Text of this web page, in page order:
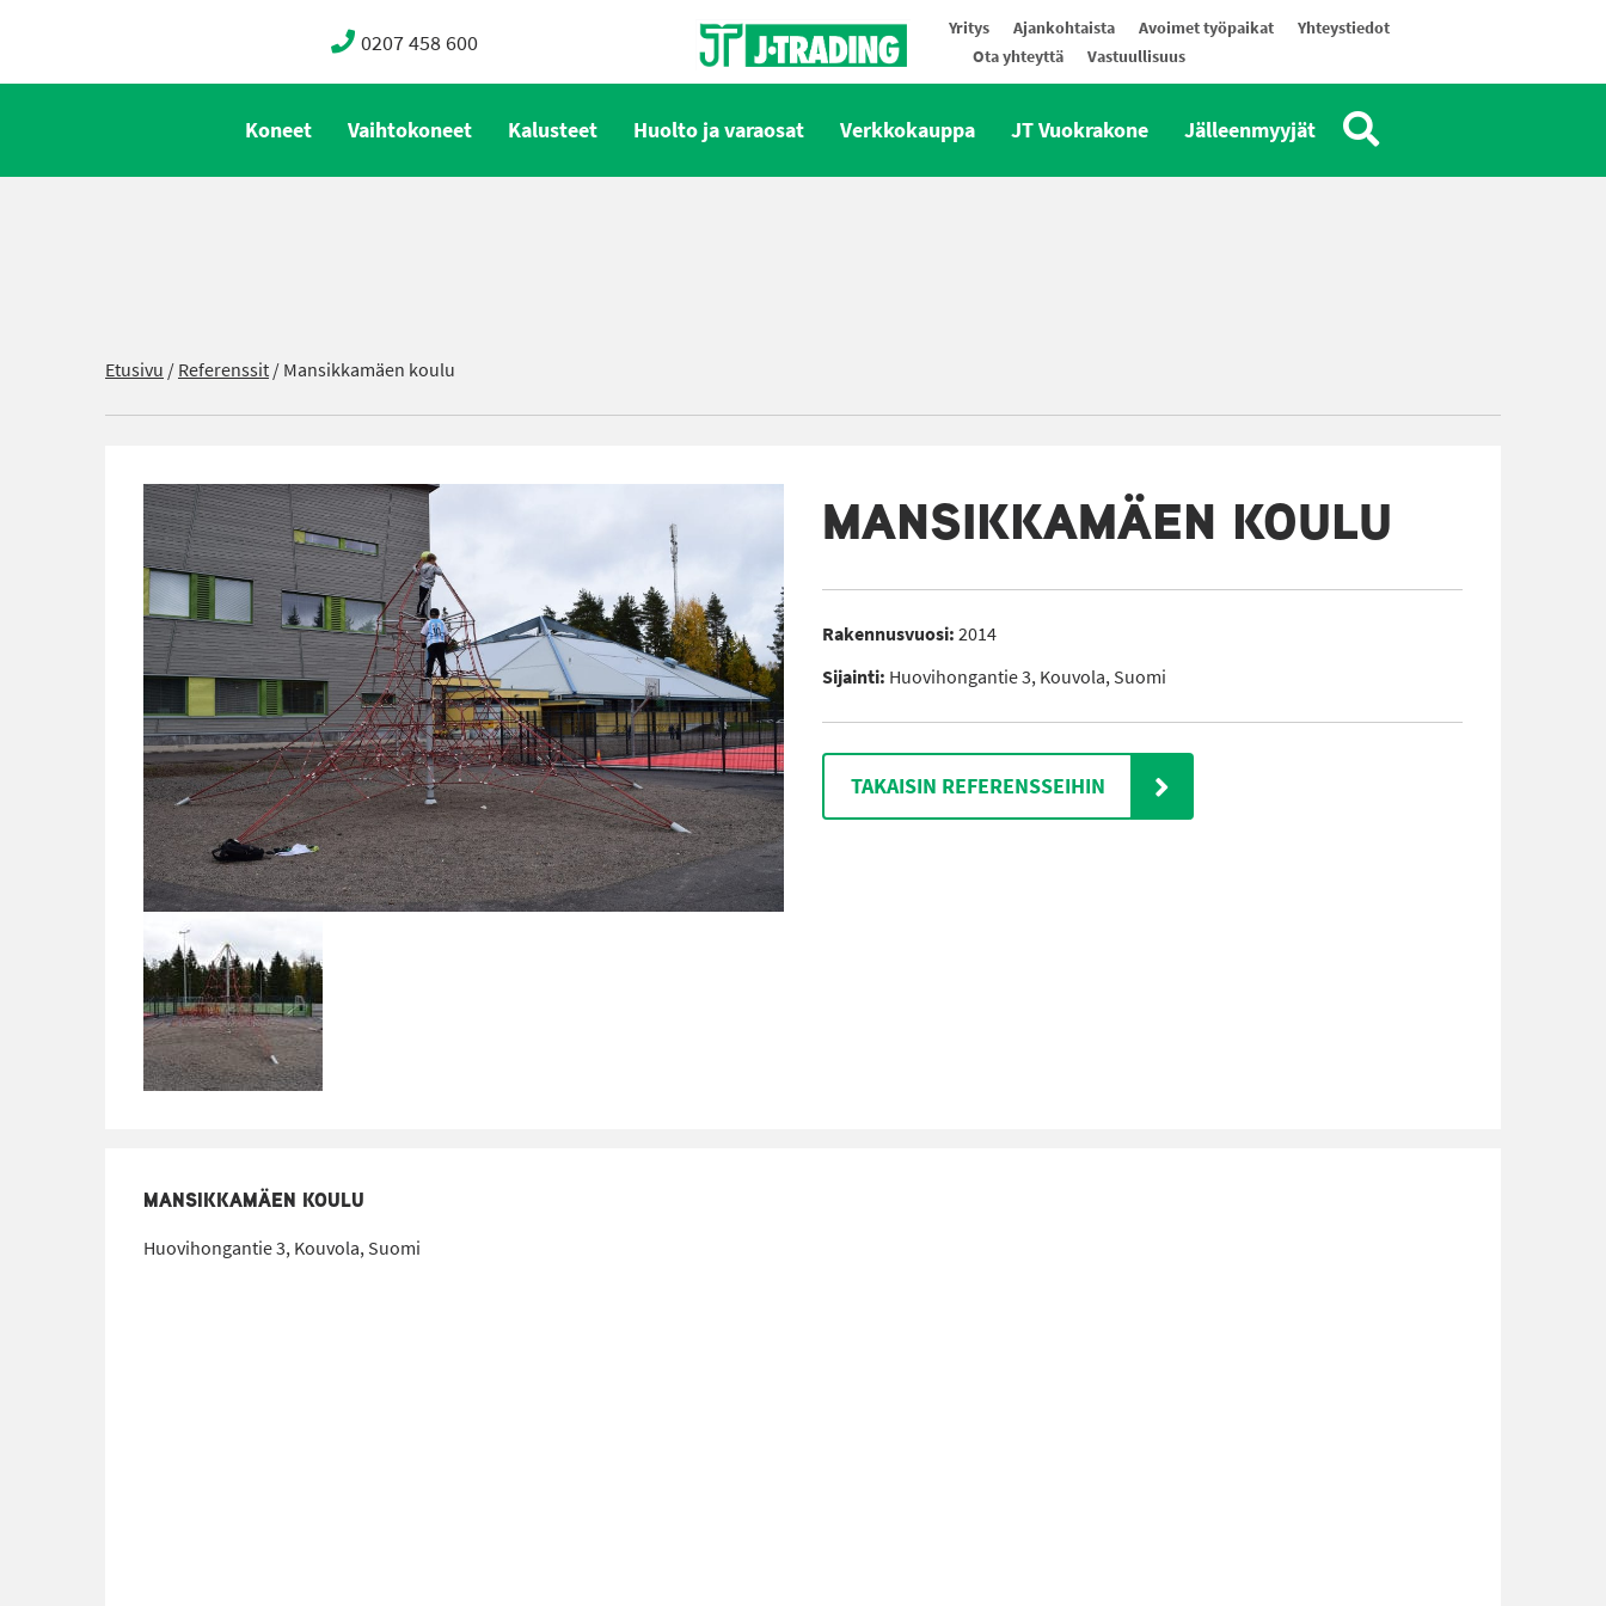
0207 458 600 Yritys Ajankohtaista Avoimet työpaikat
Yhteystiedot
Ota yhteyttä
Vastuullisuus
Koneet Vaihtokoneet Kalusteet Huolto ja varaosat Verkkokauppa JT Vuokrakone Jälleenmyyjät
Etusivu /Referenssit/Mansikkamäen koulu
MANSIKKAMÄEN KOULU
Rakennusvuosi:2014
Sijainti: Huovihongantie 3, Kouvola, Suomi
TAKAISIN REFERENSSEIHIN
MANSIKKAMÄEN KOULU
Huovihongantie 3, Kouvola, Suomi